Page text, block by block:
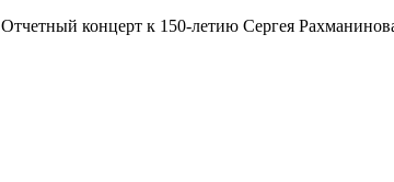
Отчетный концерт к 150-летию Сергея